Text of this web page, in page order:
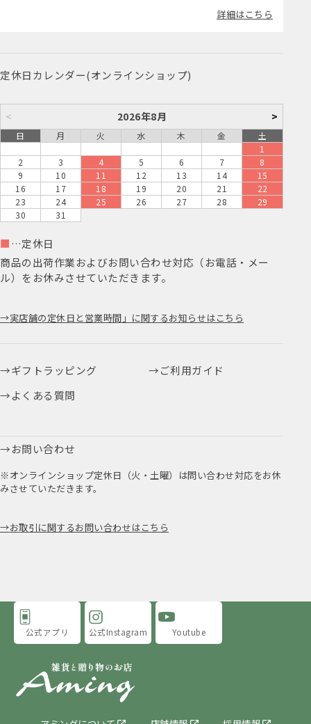
詳細はこちら
定休日カレンダー(オンラインショップ)
< 2026年8月 >
日 月 火 水 木 金
土
1
2
3 4 5 6 7
8
9
10 11 12 13 14
15
16
17 18 19 20 21
22
23
24 25 26 27 28
29
30
31
■ …定休日
商品の出荷作業およびお問い合わせ対応（お電話・メー
ル）をお休みさせていただきます。
実店舗の定休日と営業時間」に関するお知らせはこちら
ギフトラッピング
ご利用ガイド
よくある質問
お問い合わせ
※オンラインショップ定休日（火・土曜）は問い合わせ対応をお休
みさせていただきます。
お取引に関するお問い合わせはこちら
公式アプリ 公式Instagram Youtube